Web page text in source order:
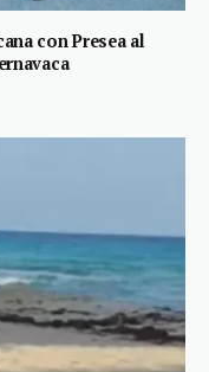
con Presea al